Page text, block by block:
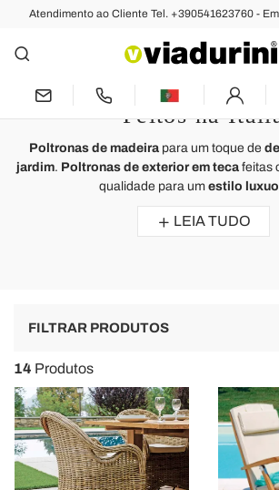
Atendimento ao Cliente Tel. +390541623760 -
Poltronas Madeira
Móveis de Luxo para
Feitos na
Poltronas de madeira para um toque de
jardim. Poltronas de exterior em teca feitas
qualidade para um estilo
LEIA TUDO
FILTRAR PRODUTOS
14 Produtos